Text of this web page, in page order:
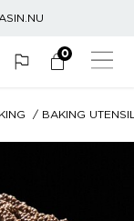
0
BAKING